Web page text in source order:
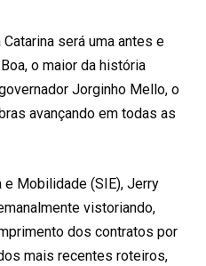
será uma antes e
o maior da história
Jorginho Mello, o
avançando em todas as
Mobilidade (SIE), Jerry
vistoriando,
dos contratos por
mais recentes roteiros,